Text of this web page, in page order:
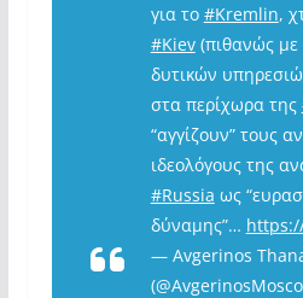
για το #Kremlin,
#Kiev(πιθανώς με
δυτικών
στα περίχωρα της
“αγγίζουν” τους
ιδεολόγους της
#Russia ως
δύναμης”…
— Avgerinos